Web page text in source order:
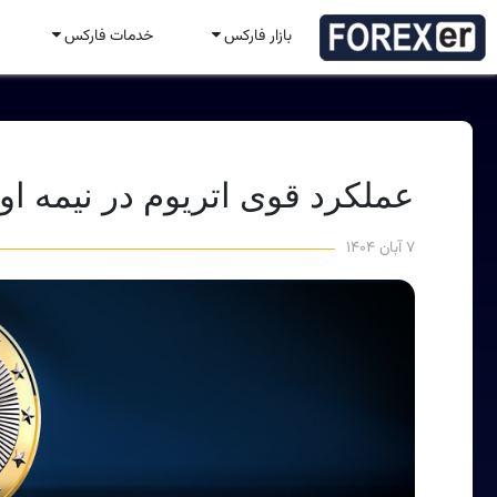
بازار فارکس خدمات فارکس
عملکرد قوی اتریوم در نیمه
۷ آبان ۱۴۰۴